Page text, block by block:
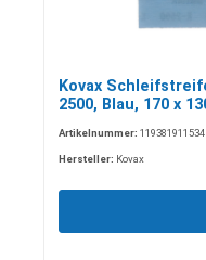
Kovax
2500, Blau, 170 x
Artikelnummer: 119381911534
Hersteller: Kovax